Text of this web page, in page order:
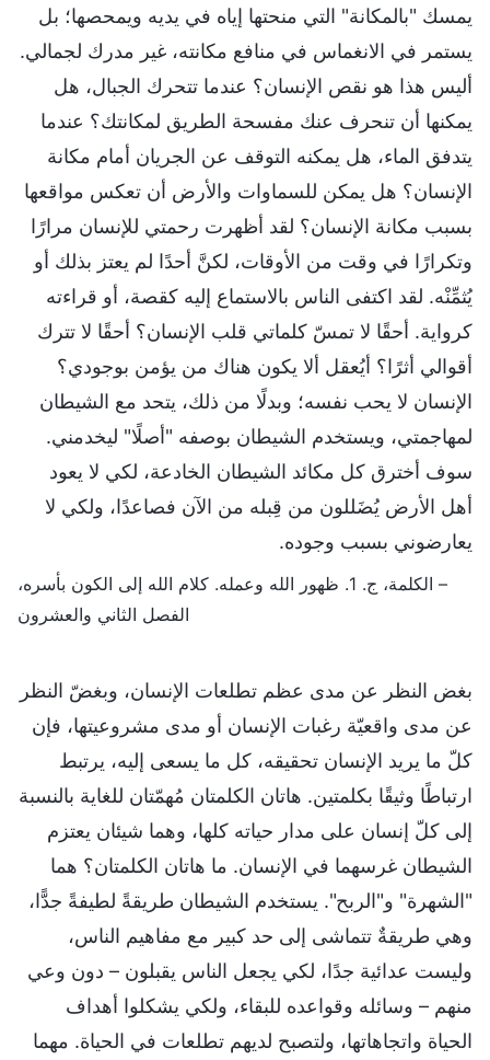
يمسك "بالمكانة" التي منحتها إياه في يديه ويمحصها؛ بل
يستمر في الانغماس في منافع مكانته، غير مدرك لجمالي.
أليس هذا هو نقص الإنسان؟ عندما تتحرك الجبال، هل
يمكنها أن تنحرف عنك مفسحة الطريق لمكانتك؟ عندما
يتدفق الماء، هل يمكنه التوقف عن الجريان أمام مكانة
الإنسان؟ هل يمكن للسماوات والأرض أن تعكس مواقعها
بسبب مكانة الإنسان؟ لقد أظهرت رحمتي للإنسان مرارًا
وتكرارًا في وقت من الأوقات، لكنَّ أحدًا لم يعتز بذلك أو
يُثمِّنْه. لقد اكتفى الناس بالاستماع إليه كقصة، أو قراءته
كرواية. أحقًا لا تمسّ كلماتي قلب الإنسان؟ أحقًا لا تترك
أقوالي أثرًا؟ أيُعقل ألا يكون هناك من يؤمن بوجودي؟
الإنسان لا يحب نفسه؛ وبدلًا من ذلك، يتحد مع الشيطان
لمهاجمتي، ويستخدم الشيطان بوصفه "أصلًا" ليخدمني.
سوف أخترق كل مكائد الشيطان الخادعة، لكي لا يعود
أهل الأرض يُضَللون من قِبله من الآن فصاعدًا، ولكي لا
يعارضوني بسبب وجوده.
– الكلمة، ج. 1. ظهور الله وعمله. كلام الله إلى الكون بأسره،
الفصل الثاني والعشرون
بغض النظر عن مدى عظم تطلعات الإنسان، وبغضّ النظر
عن مدى واقعيّة رغبات الإنسان أو مدى مشروعيتها، فإن
كلّ ما يريد الإنسان تحقيقه، كل ما يسعى إليه، يرتبط
ارتباطًا وثيقًا بكلمتين. هاتان الكلمتان مُهمّتان للغاية بالنسبة
إلى كلّ إنسان على مدار حياته كلها، وهما شيئان يعتزم
الشيطان غرسهما في الإنسان. ما هاتان الكلمتان؟ هما
"الشهرة" و"الربح". يستخدم الشيطان طريقةً لطيفةً جدًّا،
وهي طريقةٌ تتماشى إلى حد كبير مع مفاهيم الناس،
وليست عدائية جدًا، لكي يجعل الناس يقبلون – دون وعي
منهم – وسائله وقواعده للبقاء، ولكي يشكلوا أهداف
الحياة واتجاهاتها، ولتصبح لديهم تطلعات في الحياة. مهما